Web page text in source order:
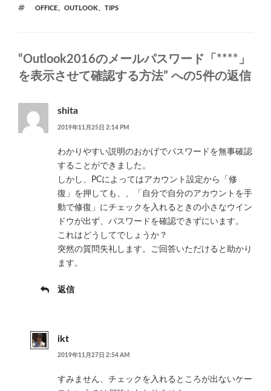
ゴ
タ
OFFICE、 OUTLOOK、 TIPS
“Outlook2016のメールパスワード「****」
を表示させて確認する方法” への5件の返信
shita
2019年11月25日 2:14 PM
わかりやすい説明のおかげでパスワードを無事確認
することができました。
しかし、PCによってはアカウント設定から「修
復」を押しても、、「自分で自分のアカウントを手
動で修復」にチェックを入れるときの小さなウイン
ドウが出ず、パスワードを確認できずにいます。
これはどうしてでしょうか？
突然の質問失礼します。ご回答いただけると助かり
ます。
返信
ikt
2019年11月27日 2:54 AM
すみません、チェックを入れるところが出ないケー